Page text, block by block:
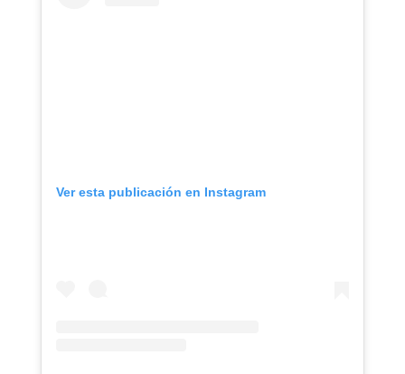
Ver esta publicación en Instagram